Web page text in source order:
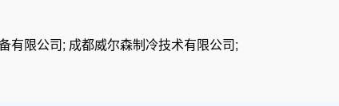
有限公司; 成都威尔森制冷技术有限公司;